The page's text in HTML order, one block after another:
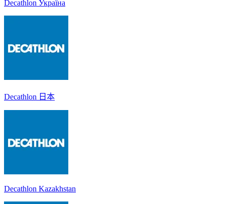
Decathlon Україна
Decathlon 日本
Decathlon Kazakhstan